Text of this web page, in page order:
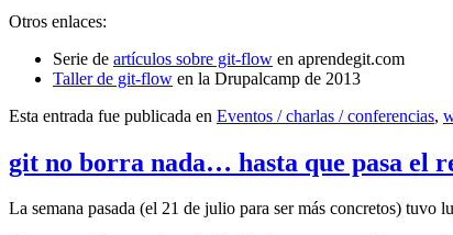
Otros enlaces:
Serie de artículos sobre git-flow en aprendegit.com
Taller de git-flow en la Drupalcamp de 2013
Esta entrada fue publicada en Eventos / charlas / conferencias,
git no borra nada… hasta que pasa el
La semana pasada (el 21 de julio para ser más concretos) tuvo